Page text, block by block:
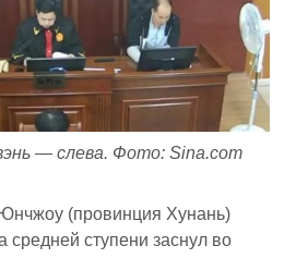
— слева. Фото: Sina.com
(провинция Хунань)
средней ступени заснул во